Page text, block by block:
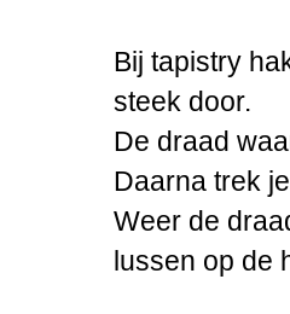
Bij tapistry
steek door.
De draad
Daarna trek
Weer de
lussen op de